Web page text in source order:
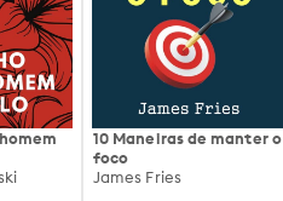
10 Maneiras de manter o
foco
James Fries